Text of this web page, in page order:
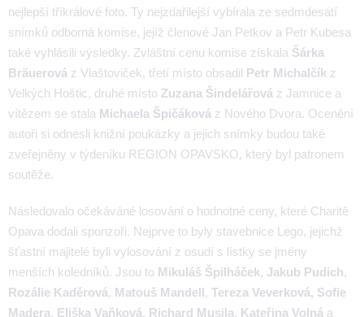
nejlepší tříkrálové foto. Ty nejzdařilejší vybírala ze sedmdesátí
snímků odborná komise, jejíž členové Jan Petkov a Petr Kubesa
také vyhlásili výsledky. Zvláštní cenu komise získala Šárka
Bräuerová z Vlaštoviček, třetí místo obsadil Petr Michalčík z
Velkých Hoštic, druhé místo Zuzana Šindelářová z Jamnice a
vítězem se stala Michaela Špičáková z Nového Dvora. Ocenění
autoři si odnesli knižní poukázky a jejich snímky budou také
zveřejněny v týdeníku REGION OPAVSKO, který byl patronem
soutěže.
Následovalo očekáváné losování o hodnotné ceny, které Charitě
Opava dodali sponzoři. Nejprve to byly stavebnice Lego, jejichž
šťastní majitelé byli vylosování z osudí s lístky se jmény
menších koledníků. Jsou to Mikuláš Špilháček, Jakub Pudich,
Rozálie Kaděrová, Matouš Mandell, Tereza Veverková, Sofie
Madera, Eliška Vaňková, Richard Musila, Kateřina Volná a